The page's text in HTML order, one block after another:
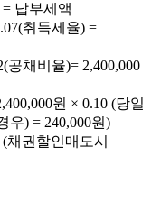
납부세액
취득세율) =
공채비율)= 2,400,000
원 × 0.10 (당일
우) = 240,000원)
채권할인매도시